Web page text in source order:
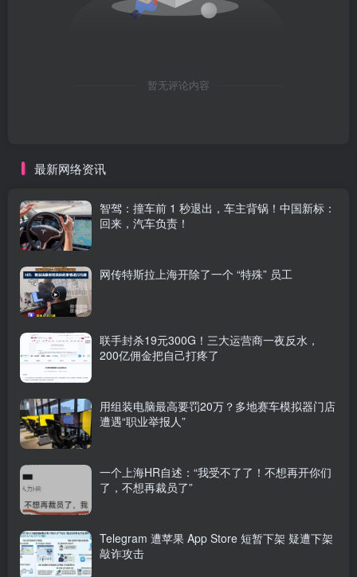
暂无评论内容
最新网络资讯
智驾：撞车前 1 秒退出，车主背锅！中国新标：
回来，汽车负责！
网传特斯拉上海开除了一个 “特殊” 员工
联手封杀19元300G！三大运营商一夜反水，
200亿佣金把自己打疼了
用组装电脑最高要罚20万？多地赛车模拟器门店
遭遇“职业举报人”
一个上海HR自述：“我受不了了！不想再开你们
了，不想再裁员了”
Telegram 遭苹果 App Store 短暂下架 疑遭下架
敲诈攻击